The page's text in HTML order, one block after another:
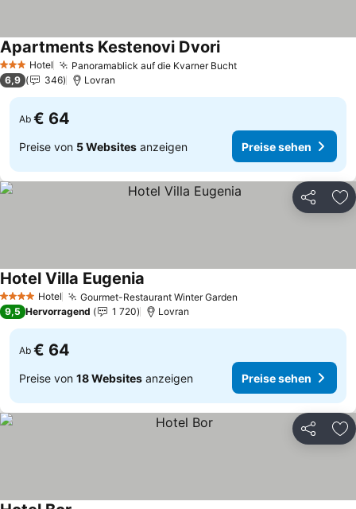
3 SterneHotel Panoramablick auf die Kvarner Bucht
Apartments Kestenovi Dvori
6,9 346 Lovran
Ab € 64
Preise von 5 Websites anzeigen Preise sehen
Teilen
4 Sterne Hotel Gourmet-Restaurant Winter Garden
Hotel Villa Eugenia
9,5 Hervorragend 1 720 Lovran
Ab € 64
Preise von 18 Websites anzeigen Preise sehen
Teilen